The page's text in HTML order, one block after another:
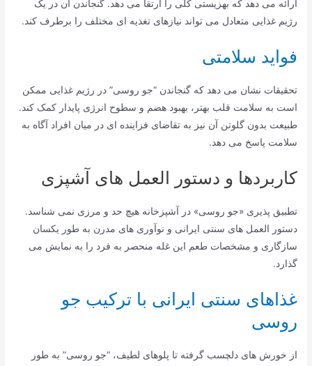
ارائه می دهد که بهزیستی کلی را ارتقا می دهد. گنجاندن آن در یک
رژیم غذایی متعادل می تواند نیازهای تغذیه ای مختلف را برطرف کند.
فواید سلامتی
تحقیقات نشان می دهد که گنجاندن “جو روسی” در رژیم غذایی ممکن
است به سلامت قلب بهتر، بهبود هضم و سطوح انرژی پایدار کمک کند.
طبیعت بدون گلوتن آن نیز به تقاضای فزاینده ای در میان افراد آگاه به
سلامت پاسخ می دهد.
کاربردها و دستور العمل های آشپزی
تطبیق پذیری «جو روسی» در آشپزخانه هیچ حد و مرزی نمی شناسد.
دستور العمل های سنتی ایرانی و نوآوری های مدرن به طور یکسان
سازگاری و مشخصات طعم این غله منحصر به فرد را به نمایش می
گذارد.
غذاهای سنتی ایرانی با ترکیب جو
روسی
از خورش های دلچسب گرفته تا پلوهای لطیف، “جو روسی” به طور